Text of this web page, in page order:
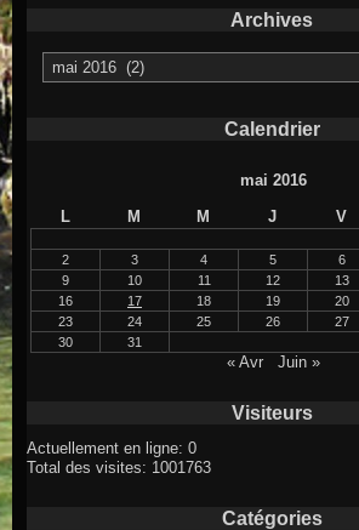
Archives
Archives
Calendrier
mai 2016
L
M M J V
2
3 4 5 6
9
10 11 12 13
16
17 18 19 20
23
24 25 26 27
30
31
« Avr Juin »
Visiteurs
Actuellement en ligne: 0
Total des visites: 1001763
Catégories